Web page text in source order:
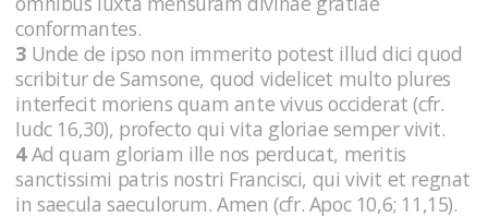
conformantes.
3 Unde de ipso non immerito potest illud dici quod
scribitur de Samsone, quod videlicet multo plures
interfecit moriens quam ante vivus occiderat (cfr.
Iudc 16,30), profecto qui vita gloriae semper vivit.
4Ad quam gloriam ille nos perducat, meritis
sanctissimi patris nostri Francisci, qui vivit et regnat
in saecula saeculorum. Amen (cfr. Apoc 10,6; 11,15).